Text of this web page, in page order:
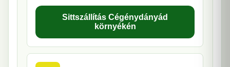
Sittszállítás Cégénydányád
környékén